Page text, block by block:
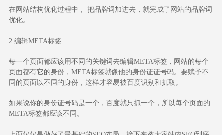
在网站结构优化过程中， 把品牌词加进去，就完成了网站的品牌词
优化。
2.编辑META标签
每一个页面都应该用不同的关键词去编辑META标签，网站的每个
页面都有它的身份，META标签就像他的身份证证号码。要赋予不
同的页面以不同的身份，这样才容易被百度识别和抓取。
如果说你的身份证号码是一个，百度就只抓一个，所以每个页面的
META标签都应该不同。